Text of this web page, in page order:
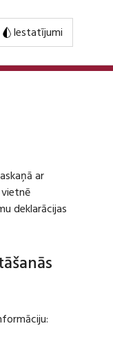
Iestatījumi
ar
deklarācijas